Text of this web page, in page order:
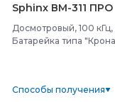
Sphinx ВМ-311 ПРО
Досмотровый, 100
Батарейка типа
Способы получения